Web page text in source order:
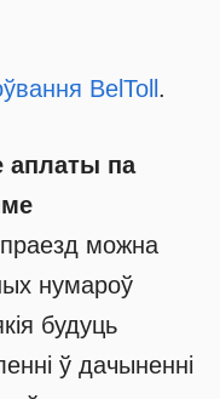
BelToll .
аплаты па
можна
нумароў
будуць
ў дачыненні